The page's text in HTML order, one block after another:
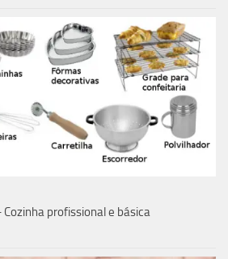
profissional e básica